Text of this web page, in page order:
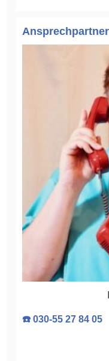
☎️ 030-55 27 84 05